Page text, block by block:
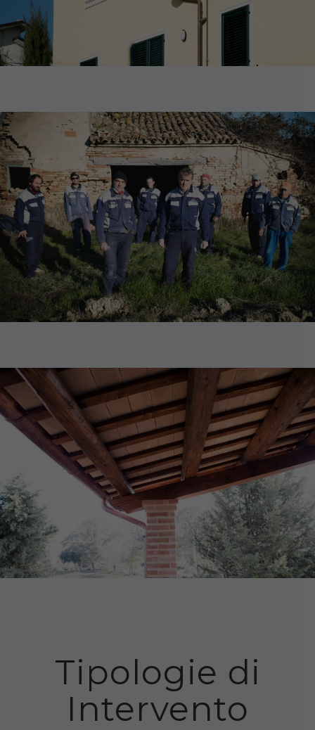
Tipologie di
Intervento